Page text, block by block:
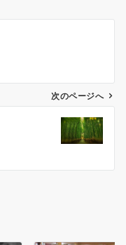
次のページへ